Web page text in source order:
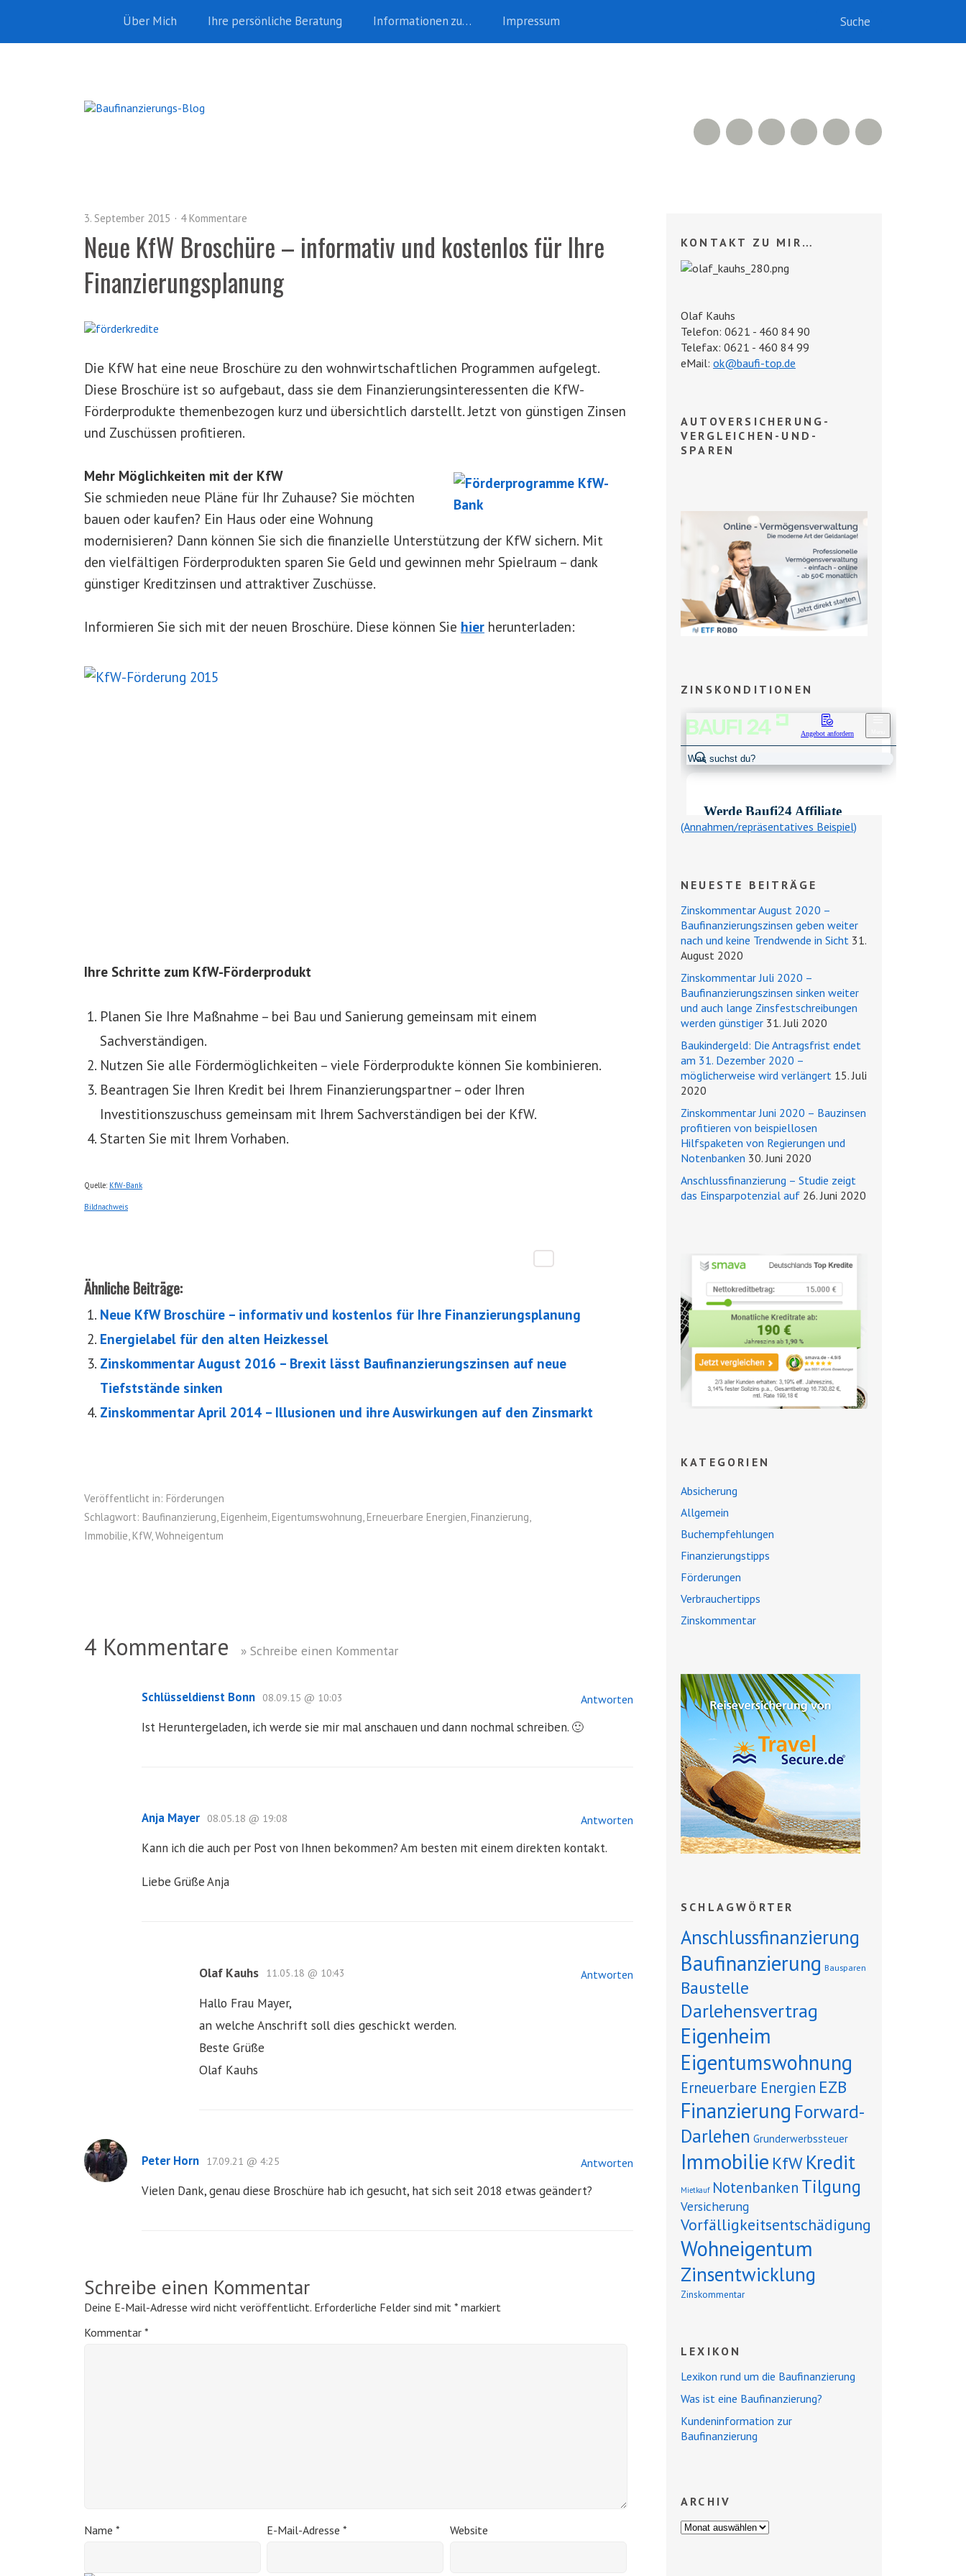
Über Mich Ihre persönliche Beratung Informationen zu… Impressum
Facebook
500px
LinkedIn
Xing
RSS Feed
3. September 2015 4 Kommentare
Neue KfW Broschüre – informativ und kostenlos für Ihre
Finanzierungsplanung
Die KfW hat eine neue Broschüre zu den wohnwirtschaftlichen Programmen aufgelegt.
Diese Broschüre ist so aufgebaut, dass sie dem Finanzierungsinteressenten die KfW-
Förderprodukte themenbezogen kurz und übersichtlich darstellt. Jetzt von günstigen Zinsen
und Zuschüssen profitieren.
Mehr Möglichkeiten mit der KfW
Sie schmieden neue Pläne für Ihr Zuhause? Sie möchten
bauen oder kaufen? Ein Haus oder eine Wohnung
modernisieren? Dann können Sie sich die finanzielle Unterstützung der KfW sichern. Mit
den vielfältigen Förderprodukten sparen Sie Geld und gewinnen mehr Spielraum – dank
günstiger Kreditzinsen und attraktiver Zuschüsse.
Informieren Sie sich mit der neuen Broschüre. Diese können Sie hier herunterladen:
Ihre Schritte zum KfW-Förderprodukt
Planen Sie Ihre Maßnahme – bei Bau und Sanierung gemeinsam mit einem
Sachverständigen.
Nutzen Sie alle Fördermöglichkeiten – viele Förderprodukte können Sie kombinieren.
Beantragen Sie Ihren Kredit bei Ihrem Finanzierungspartner – oder Ihren
Investitionszuschuss gemeinsam mit Ihrem Sachverständigen bei der KfW.
Starten Sie mit Ihrem Vorhaben.
Quelle: KfW-Bank
Bildnachweis
Ähnliche Beiträge:
Neue KfW Broschüre – informativ und kostenlos für Ihre Finanzierungsplanung
Energielabel für den alten Heizkessel
Zinskommentar August 2016 – Brexit lässt Baufinanzierungszinsen auf neue
Tiefststände sinken
Zinskommentar April 2014 – Illusionen und ihre Auswirkungen auf den Zinsmarkt
Veröffentlicht in: Förderungen
Schlagwort: Baufinanzierung, Eigenheim, Eigentumswohnung, Erneuerbare Energien, Finanzierung,
Immobilie, KfW,Wohneigentum
4 Kommentare » Schreibe einen Kommentar
Schlüsseldienst Bonn Antworten
08.09.15 @ 10:03
Ist Heruntergeladen, ich werde sie mir mal anschauen und dann nochmal schreiben. 🙂
Anja Mayer Antworten
08.05.18 @ 19:08
Kann ich die auch per Post von Ihnen bekommen? Am besten mit einem direkten kontakt.
Liebe Grüße Anja
Olaf Kauhs Antworten
11.05.18 @ 10:43
Hallo Frau Mayer,
an welche Anschrift soll dies geschickt werden.
Beste Grüße
Olaf Kauhs
Peter Horn Antworten
17.09.21 @ 4:25
Vielen Dank, genau diese Broschüre hab ich gesucht, hat sich seit 2018 etwas geändert?
Schreibe einen Kommentar
Deine E-Mail-Adresse wird nicht veröffentlicht. Erforderliche Felder sind mit * markiert
Kommentar *
Name * E-Mail-Adresse* Website
KONTAKT ZU MIR…
Olaf Kauhs
Telefon: 0621 - 460 84 90
Telefax: 0621 - 460 84 99
eMail: ok@baufi-top.de
AUTOVERSICHERUNG-
VERGLEICHEN-UND-
SPAREN
ZINSKONDITIONEN
(Annahmen/repräsentatives Beispiel)
NEUESTE BEITRÄGE
Zinskommentar August 2020 –
Baufinanzierungszinsen geben weiter
nach und keine Trendwende in Sicht 31.
August 2020
Zinskommentar Juli 2020 –
Baufinanzierungszinsen sinken weiter
und auch lange Zinsfestschreibungen
werden günstiger 31. Juli 2020
Baukindergeld: Die Antragsfrist endet
am 31. Dezember 2020 –
möglicherweise wird verlängert 15. Juli
2020
Zinskommentar Juni 2020 – Bauzinsen
profitieren von beispiellosen
Hilfspaketen von Regierungen und
Notenbanken 30. Juni 2020
Anschlussfinanzierung – Studie zeigt
das Einsparpotenzial auf 26. Juni 2020
KATEGORIEN
Absicherung
Allgemein
Buchempfehlungen
Finanzierungstipps
Förderungen
Verbrauchertipps
Zinskommentar
SCHLAGWÖRTER
Anschlussfinanzierung
Baufinanzierung Bausparen
Baustelle
Darlehensvertrag
Eigenheim
Eigentumswohnung
Erneuerbare Energien EZB
Finanzierung Forward-
Darlehen Grunderwerbssteuer
Immobilie KfWKredit
Mietkauf Notenbanken Tilgung
Versicherung
Vorfälligkeitsentschädigung
Wohneigentum
Zinsentwicklung
Zinskommentar
LEXIKON
Lexikon rund um die Baufinanzierung
Was ist eine Baufinanzierung?
Kundeninformation zur
Baufinanzierung
ARCHIV